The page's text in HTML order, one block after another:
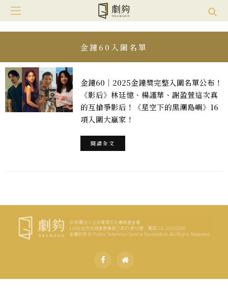
金鐘60入圍名單
金鐘60｜2025金鐘獎完整入圍名單公布！
《影后》林廷憶、楊謹華、謝盈萱這次真
的互搶爭影后！《星空下的黑潮島嶼》16
項入圍大贏家！
閱讀全文